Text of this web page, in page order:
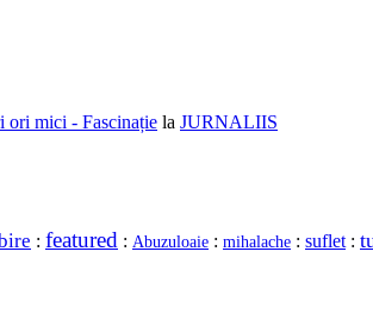
ori mici - Fascinație la JURNALIIS
: featured : Abuzuloaie : mihalache : suflet :